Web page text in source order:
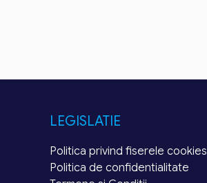
LEGISLATIE
Politica privind fiserele cookies
Politica de confidentialitate